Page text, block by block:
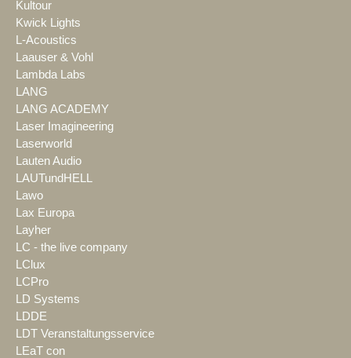
Kultour
Kwick Lights
L-Acoustics
Laauser & Vohl
Lambda Labs
LANG
LANG ACADEMY
Laser Imagineering
Laserworld
Lauten Audio
LAUTundHELL
Lawo
Lax Europa
Layher
LC - the live company
LClux
LCPro
LD Systems
LDDE
LDT Veranstaltungsservice
LEaT con